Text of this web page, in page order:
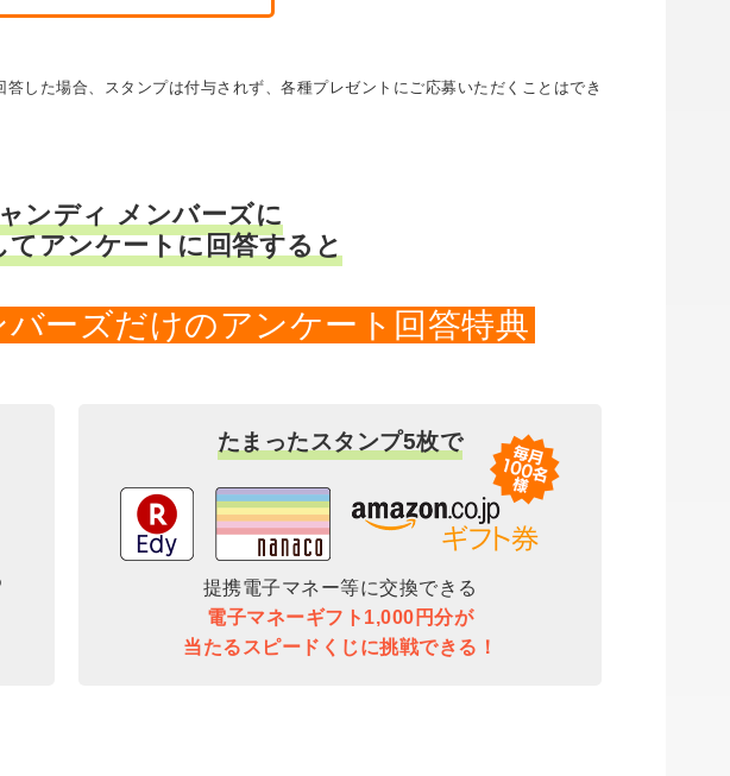
した場合、スタンプは付与されず、各種プレゼントにご応募いただくことはでき
ンディ メンバーズに
アンケートに回答すると
ーズだけのアンケート回答特典
たまったスタンプ5枚で
提携電子マネー等に交換できる
電子マネーギフト1,000円分が
当たるスピードくじに挑戦できる！